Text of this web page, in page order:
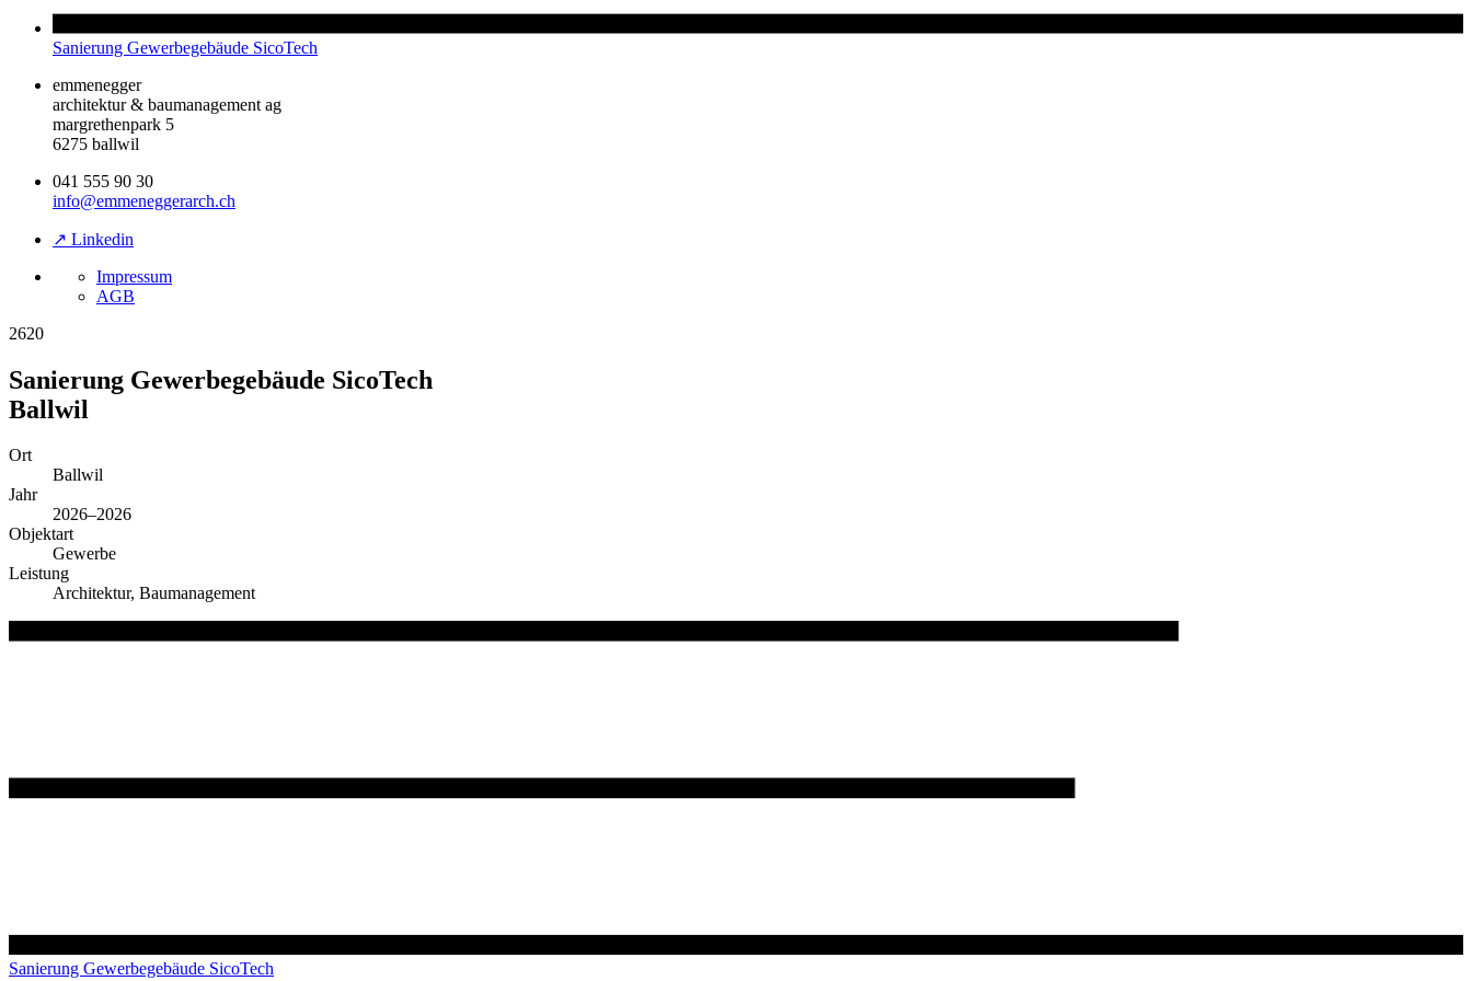
Sanierung Gewerbegebäude SicoTech
emmenegger
architektur & baumanagement ag
margrethenpark 5
6275 ballwil
041 555 90 30
info@emmeneggerarch.ch
↗ Linkedin
Impressum
AGB
2620
Sanierung Gewerbegebäude SicoTech
Ballwil
Ort
Ballwil
Jahr
2026–2026
Objektart
Gewerbe
Leistung
Architektur, Baumanagement
Sanierung Gewerbegebäude SicoTech